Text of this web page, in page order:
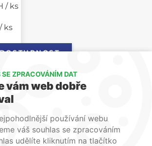
/ ks
ks
ZPRACOVÁNÍM DAT
vám web dobře
používání webu
váš souhlas se zpracováním
udělíte kliknutím na tlačítko